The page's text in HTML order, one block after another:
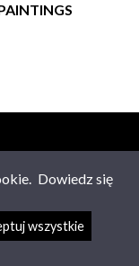
Dowiedz się
wszystkie